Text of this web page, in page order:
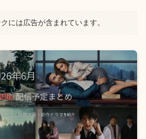
には広告が含まれています。